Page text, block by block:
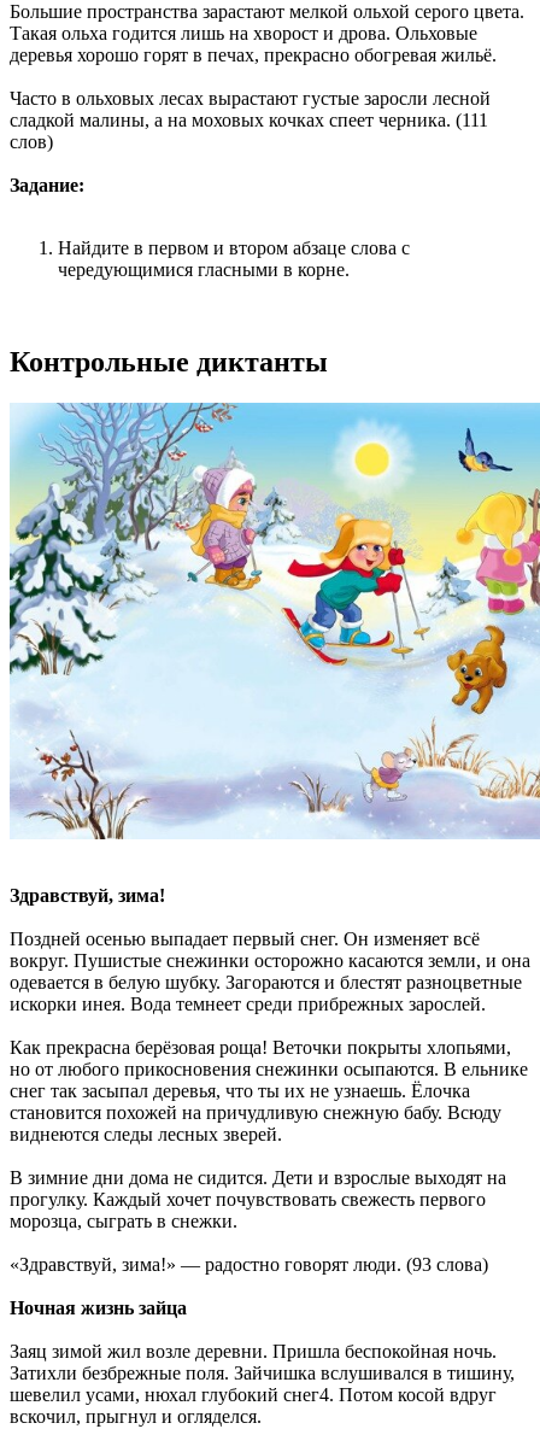
Большие пространства зарастают мелкой ольхой серого цвета.
Такая ольха годится лишь на хворост и дрова. Ольховые
деревья хорошо горят в печах, прекрасно обогревая жильё.
Часто в ольховых лесах вырастают густые заросли лесной
сладкой малины, а на моховых кочках спеет черника. (111
слов)
Задание:
Найдите в первом и втором абзаце слова с
чередующимися гласными в корне.
Контрольные диктанты
Здравствуй, зима!
Поздней осенью выпадает первый снег. Он изменяет всё
вокруг. Пушистые снежинки осторожно касаются земли, и она
одевается в белую шубку. Загораются и блестят разноцветные
искорки инея. Вода темнеет среди прибрежных зарослей.
Как прекрасна берёзовая роща! Веточки покрыты хлопьями,
но от любого прикосновения снежинки осыпаются. В ельнике
снег так засыпал деревья, что ты их не узнаешь. Ёлочка
становится похожей на причудливую снежную бабу. Всюду
виднеются следы лесных зверей.
В зимние дни дома не сидится. Дети и взрослые выходят на
прогулку. Каждый хочет почувствовать свежесть первого
морозца, сыграть в снежки.
«Здравствуй, зима!» — радостно говорят люди. (93 слова)
Ночная жизнь зайца
Заяц зимой жил возле деревни. Пришла беспокойная ночь.
Затихли безбрежные поля. Зайчишка вслушивался в тишину,
шевелил усами, нюхал глубокий снег4. Потом косой вдруг
вскочил, прыгнул и огляделся.